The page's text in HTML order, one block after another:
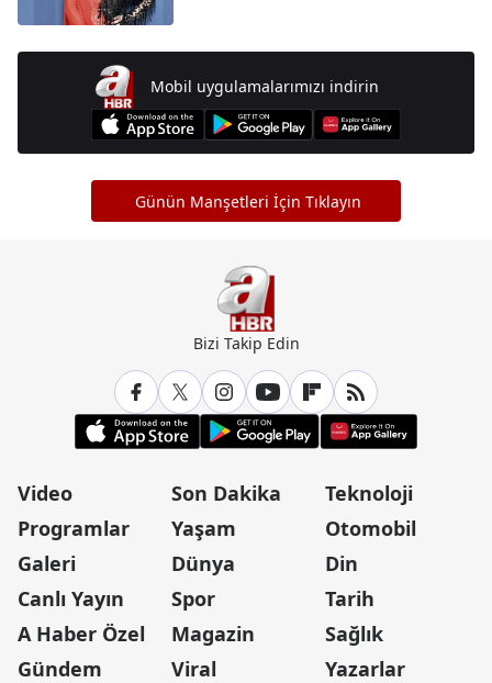
Mobil uygulamalarımızı indirin
Günün Manşetleri İçin Tıklayın
Bizi Takip Edin
Video
Programlar
Galeri
Canlı Yayın
A Haber Özel
Gündem
Son Dakika
Yaşam
Dünya
Spor
Magazin
Viral
Teknoloji
Otomobil
Din
Tarih
Sağlık
Yazarlar